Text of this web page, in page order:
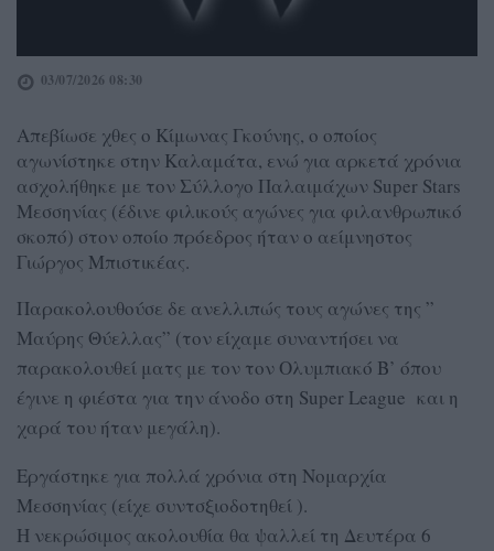
03/07/2026 08:30
Απεβίωσε χθες ο Κίμωνας Γκούνης, ο οποίος
αγωνίστηκε στην Καλαμάτα, ενώ για αρκετά χρόνια
ασχολήθηκε με τον Σύλλογο Παλαιμάχων Super Stars
Mεσσηνίας (έδινε φιλικούς αγώνες για φιλανθρωπικό
σκοπό) στον οποίο πρόεδρος ήταν ο αείμνηστος
Γιώργος Μπιστικέας.
Παρακολουθούσε δε ανελλιπώς τους αγώνες της ”
Μαύρης Θύελλας” (τον είχαμε συναντήσει να
παρακολουθεί ματς με τον τον Ολυμπιακό Β’ όπου
έγινε η φιέστα για την άνοδο στη Super League και η
χαρά του ήταν μεγάλη).
Εργάστηκε για πολλά χρόνια στη Νομαρχία
Μεσσηνίας (είχε συντσξιοδοτηθεί ).
Η νεκρώσιμος ακολουθία θα ψαλλεί τη Δευτέρα 6